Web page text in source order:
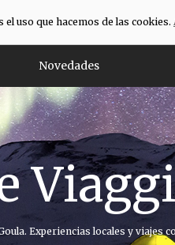
Novedades
Experiencias locales y viajes
uso que hacemos de las cookies.